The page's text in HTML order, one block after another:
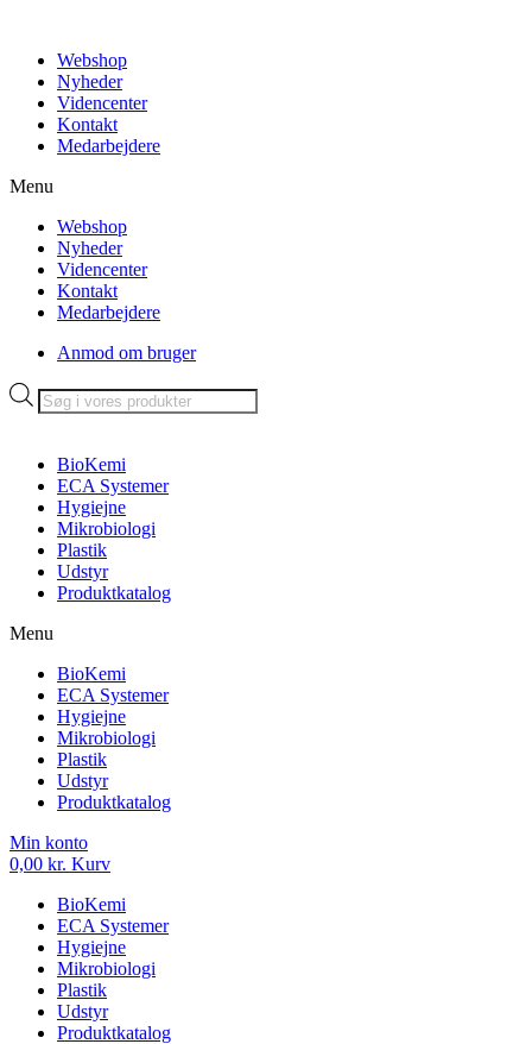
indholdWebshop
Nyheder
Videncenter
Kontakt
Medarbejdere
Menu
Webshop
Nyheder
Videncenter
Kontakt
Medarbejdere
Anmod om bruger
Products
search
BioKemi
ECA Systemer
Hygiejne
Mikrobiologi
Plastik
Udstyr
Produktkatalog
Menu
BioKemi
ECA Systemer
Hygiejne
Mikrobiologi
Plastik
Udstyr
Produktkatalog
Min konto
0,00 kr. Kurv
BioKemi
ECA Systemer
Hygiejne
Mikrobiologi
Plastik
Udstyr
Produktkatalog